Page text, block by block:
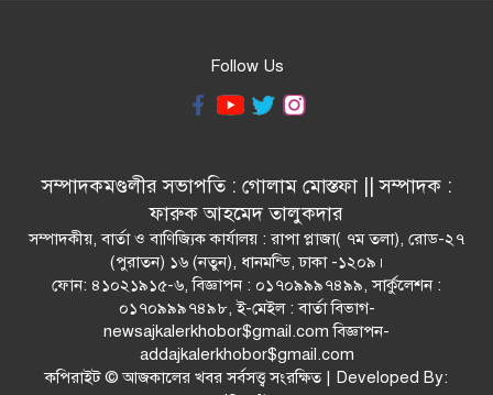
Follow Us
সম্পাদকমণ্ডলীর সভাপতি : গোলাম মোস্তফা || সম্পাদক :
ফারুক আহমেদ তালুকদার
সম্পাদকীয়, বার্তা ও বাণিজ্যিক কার্যালয় : রাপা প্লাজা( ৭ম তলা), রোড-২৭
(পুরাতন) ১৬ (নতুন), ধানমন্ডি, ঢাকা -১২০৯।
ফোন: ৪১০২১৯১৫-৬, বিজ্ঞাপন : ০১৭০৯৯৯৭৪৯৯, সার্কুলেশন :
০১৭০৯৯৯৭৪৯৮, ই-মেইল : বার্তা বিভাগ-
newsajkalerkhobor$gmail.com বিজ্ঞাপন-
addajkalerkhobor$gmail.com
কপিরাইট © আজকালের খবর সর্বসত্ত্ব সংরক্ষিত | Developed By: